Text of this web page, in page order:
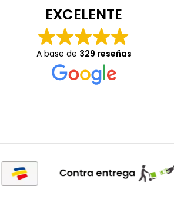
EXCELENTE
A base de 329 reseñas